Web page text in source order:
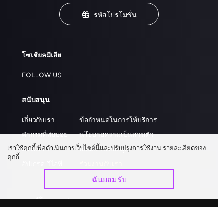
รหัสโปรโมชั่น
โซเชียลมีเดีย
FOLLOW US
สนับสนุน
เกี่ยวกับเรา
คำถามที่พบบ่อย
ติดต่อเรา
ข้อกำหนดในการให้บริการ
นโยบายความเป็นส่วนตัว
ส่งผลงานของคุณ
ดาวน์โหลดแอป
เราใช้คุกกี้เพื่อดำเนินการเว็บไซต์นี้และปรับปรุงการใช้งาน รายละเอียดของ
คุกกี้
ฉันยอมรับ